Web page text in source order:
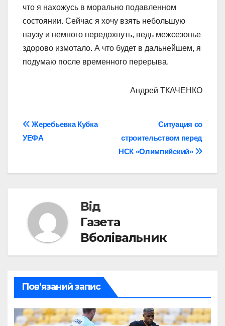
что я нахожусь в морально подавленном
состоянии. Сейчас я хочу взять небольшую
паузу и немного передохнуть, ведь межсезонье
здорово измотало. А что будет в дальнейшем, я
подумаю после временного перерыва.
Андрей ТКАЧЕНКО
Навігація
Cитуация со
строительством перед
НСК «Олимпийский»
Жеребьевка Кубка
УЕФА
Від
Газета
Вболівальник
Пов’язаний запис